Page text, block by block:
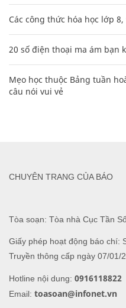
Các công thức hóa học lớp
20 số điện thoại ma ám bạn
Mẹo học thuộc Bảng tuần
câu nói vui vẻ
Tòa soạn: Tòa nhà Cục Tần
Giấy phép hoạt động báo chí:
Truyền thông cấp ngày 07/01/
Hotline nội dung: 0916118822
Email: toasoan@infonet.vn
CHUYÊN TRANG CỦA BÁO